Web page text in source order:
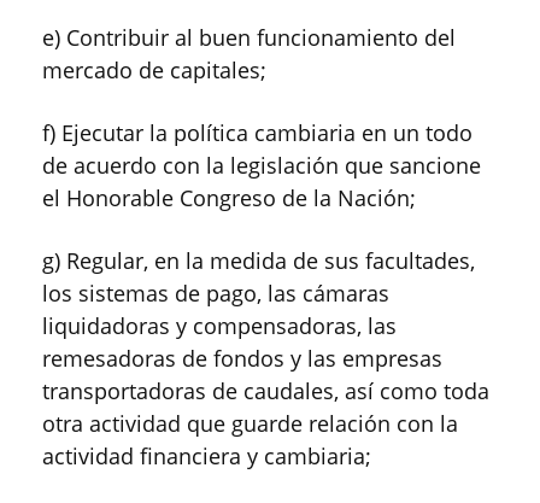
e) Contribuir al buen funcionamiento del
mercado de capitales;
f) Ejecutar la política cambiaria en un todo
de acuerdo con la legislación que sancione
el Honorable Congreso de la Nación;
g) Regular, en la medida de sus facultades,
los sistemas de pago, las cámaras
liquidadoras y compensadoras, las
remesadoras de fondos y las empresas
transportadoras de caudales, así como toda
otra actividad que guarde relación con la
actividad financiera y cambiaria;